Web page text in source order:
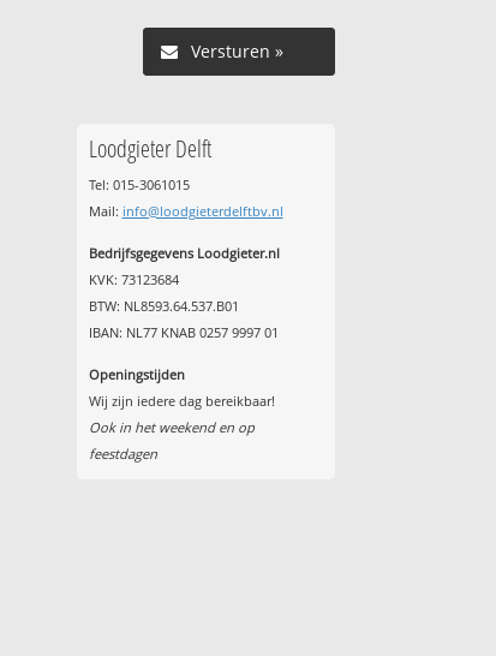
Versturen »
Loodgieter Delft
Tel: 015-3061015
Mail: info@loodgieterdelftbv.nl
Bedrijfsgegevens Loodgieter.nl
KVK: 73123684
BTW: NL8593.64.537.B01
IBAN: NL77 KNAB 0257 9997 01
Openingstijden
Wij zijn iedere dag bereikbaar!
Ook in het weekend en op
feestdagen